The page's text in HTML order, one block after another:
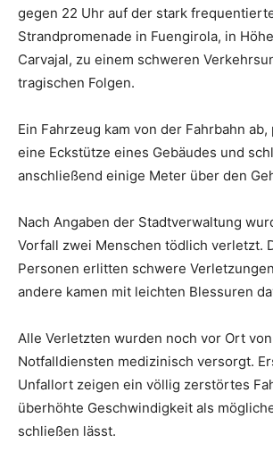
gegen 22 Uhr auf der stark
Strandpromenade in Fuengirola, in
Carvajal, zu einem schweren
tragischen Folgen.
Ein Fahrzeug kam von der Fahrbahn
eine Eckstütze eines Gebäudes und
anschließend einige Meter über den
Nach Angaben der Stadtverwaltung
Vorfall zwei Menschen tödlich verletzt.
Personen erlitten schwere
andere kamen mit leichten Blessuren
Alle Verletzten wurden noch vor Ort
Notfalldiensten medizinisch versorgt.
Unfallort zeigen ein völlig zerstörtes
überhöhte Geschwindigkeit als
schließen lässt.